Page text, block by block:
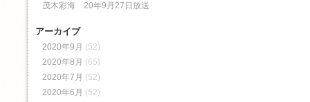
茂木彩海 20年9月27日放送
アーカイブ
2020年9月 (52)
2020年8月 (65)
2020年7月 (52)
2020年6月 (52)